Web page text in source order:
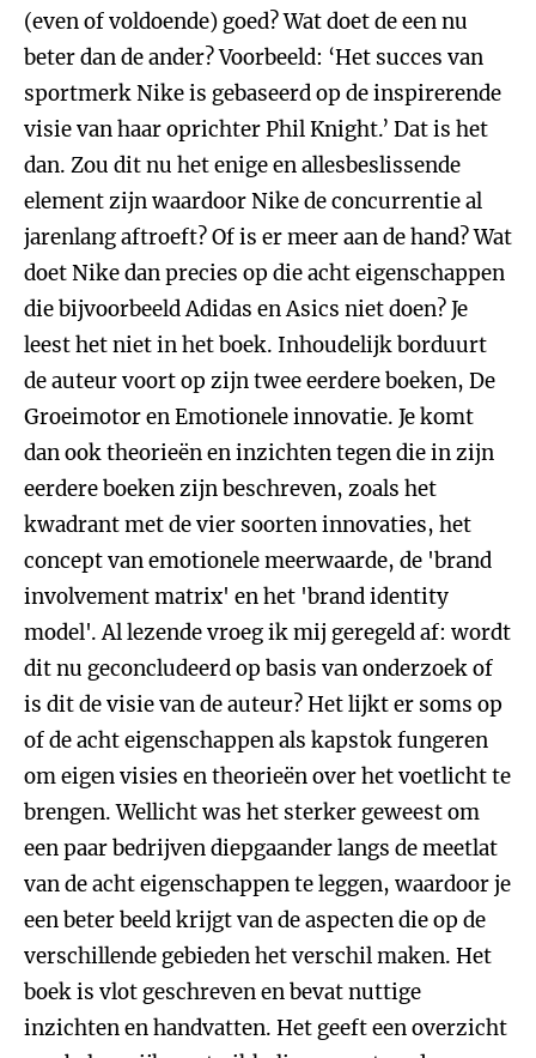
(even of voldoende) goed? Wat doet de een nu
beter dan de ander? Voorbeeld: ‘Het succes van
sportmerk Nike is gebaseerd op de inspirerende
visie van haar oprichter Phil Knight.’ Dat is het
dan. Zou dit nu het enige en allesbeslissende
element zijn waardoor Nike de concurrentie al
jarenlang aftroeft? Of is er meer aan de hand? Wat
doet Nike dan precies op die acht eigenschappen
die bijvoorbeeld Adidas en Asics niet doen? Je
leest het niet in het boek. Inhoudelijk borduurt
de auteur voort op zijn twee eerdere boeken, De
Groeimotor en Emotionele innovatie. Je komt
dan ook theorieën en inzichten tegen die in zijn
eerdere boeken zijn beschreven, zoals het
kwadrant met de vier soorten innovaties, het
concept van emotionele meerwaarde, de 'brand
involvement matrix' en het 'brand identity
model'. Al lezende vroeg ik mij geregeld af: wordt
dit nu geconcludeerd op basis van onderzoek of
is dit de visie van de auteur? Het lijkt er soms op
of de acht eigenschappen als kapstok fungeren
om eigen visies en theorieën over het voetlicht te
brengen. Wellicht was het sterker geweest om
een paar bedrijven diepgaander langs de meetlat
van de acht eigenschappen te leggen, waardoor je
een beter beeld krijgt van de aspecten die op de
verschillende gebieden het verschil maken. Het
boek is vlot geschreven en bevat nuttige
inzichten en handvatten. Het geeft een overzicht